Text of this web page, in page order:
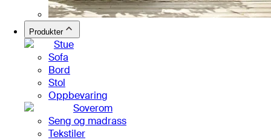
Produkter
Stue
Sofa
Bord
Stol
Oppbevaring
Soverom
Seng og madrass
Tekstiler